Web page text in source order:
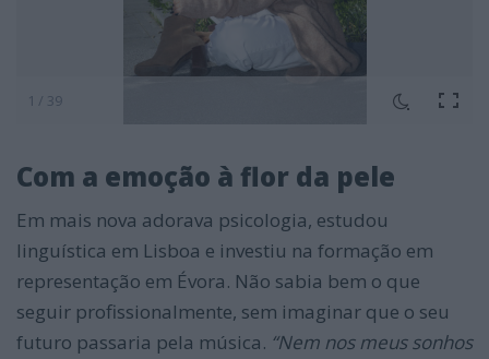
1 / 39
Com a emoção à flor da pele
Em mais nova adorava psicologia, estudou
linguística em Lisboa e investiu na formação em
representação em Évora. Não sabia bem o que
seguir profissionalmente, sem imaginar que o seu
futuro passaria pela música. “Nem nos meus sonhos